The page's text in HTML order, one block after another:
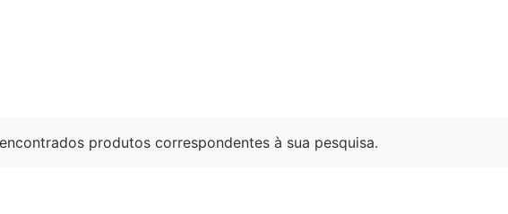
produtos correspondentes à sua pesquisa.